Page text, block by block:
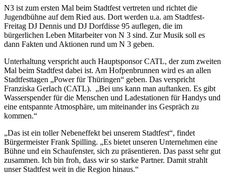
N3 ist zum ersten Mal beim Stadtfest vertreten und richtet die
Jugendbühne auf dem Ried aus. Dort werden u.a. am Stadtfest-
Freitag DJ Dennis und DJ Dorfdisse 95 auflegen, die im
bürgerlichen Leben Mitarbeiter von N 3 sind. Zur Musik soll es
dann Fakten und Aktionen rund um N 3 geben.
Unterhaltung verspricht auch Hauptsponsor CATL, der zum zweiten
Mal beim Stadtfest dabei ist. Am Hofpenbrunnen wird es an allen
Stadtfesttagen „Power für Thüringen“ geben. Das verspricht
Franziska Gerlach (CATL). „Bei uns kann man auftanken. Es gibt
Wasserspender für die Menschen und Ladestationen für Handys und
eine entspannte Atmosphäre, um miteinander ins Gespräch zu
kommen.“
„Das ist ein toller Nebeneffekt bei unserem Stadtfest“, findet
Bürgermeister Frank Spilling. „Es bietet unseren Unternehmen eine
Bühne und ein Schaufenster, sich zu präsentieren. Das passt sehr gut
zusammen. Ich bin froh, dass wir so starke Partner. Damit strahlt
unser Stadtfest weit in die Region hinaus.“